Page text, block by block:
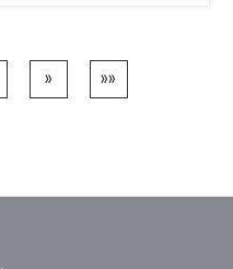
» »»